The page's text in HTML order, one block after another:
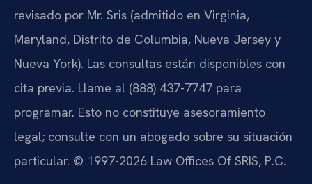
revisado por Mr. Sris (admitido en Virginia,
Maryland, Distrito de Columbia, Nueva Jersey y
Nueva York). Las consultas están disponibles con
cita previa. Llame al (888) 437-7747 para
programar. Esto no constituye asesoramiento
legal; consulte con un abogado sobre su situación
particular. © 1997-2026 Law Offices Of SRIS, P.C.